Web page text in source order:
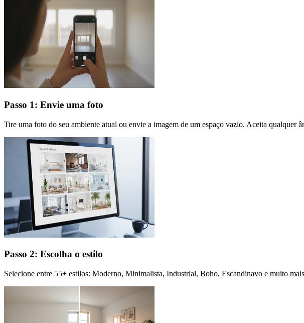
Passo 1: Envie uma foto
Tire uma foto do seu ambiente atual ou envie a imagem de um espaço vazio. Aceita qualquer
Passo 2: Escolha o estilo
Selecione entre 55+ estilos: Moderno, Minimalista, Industrial, Boho, Escandinavo e muito